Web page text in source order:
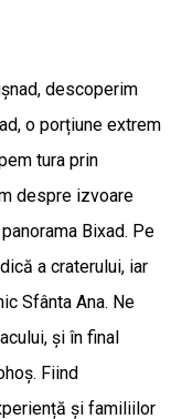
descoperim
o porțiune extrem
tura prin
despre izvoare
Bixad. Pe
a craterului, iar
Sfânta Ana. Ne
și în final
Fiind
și familiilor